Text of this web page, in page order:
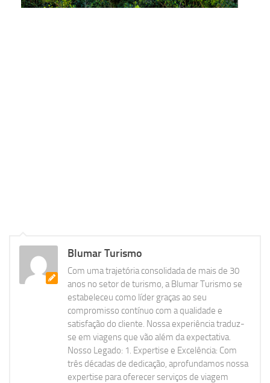
Blumar Turismo
Com uma trajetória consolidada de mais de 30
anos no setor de turismo, a Blumar Turismo se
estabeleceu como líder graças ao seu
compromisso contínuo com a qualidade e
satisfação do cliente. Nossa experiência traduz-
se em viagens que vão além da expectativa.
Nosso Legado: 1. Expertise e Excelência: Com
três décadas de dedicação, aprofundamos nossa
expertise para oferecer serviços de viagem